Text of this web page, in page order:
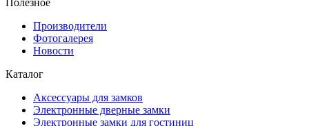
Полезное
Производители
Фотогалерея
Новости
Каталог
Аксессуары для замков
Электронные дверные замки
Электронные замки для гостиниц